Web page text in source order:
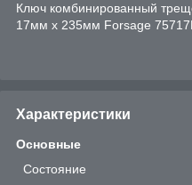
Ключ комбинированный
17мм х 235мм Forsage
Характеристики
Основные
Состояние